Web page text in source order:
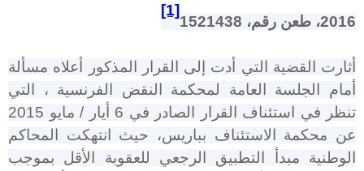
2016، طعن رقم، 1521438
[1]
أثارت القضية التي أدت إلى القرار المذكور أعلاه مسألة
أمام الجلسة العامة لمحكمة النقض الفرنسية ، التي
تنظر في استئناف القرار الصادر في 6 أيار / مايو 2015
عن محكمة الاستئناف بباريس، حيث انتهكت المحاكم
الوطنية مبدأ التطبيق الرجعي للعقوبة الأقل بموجب